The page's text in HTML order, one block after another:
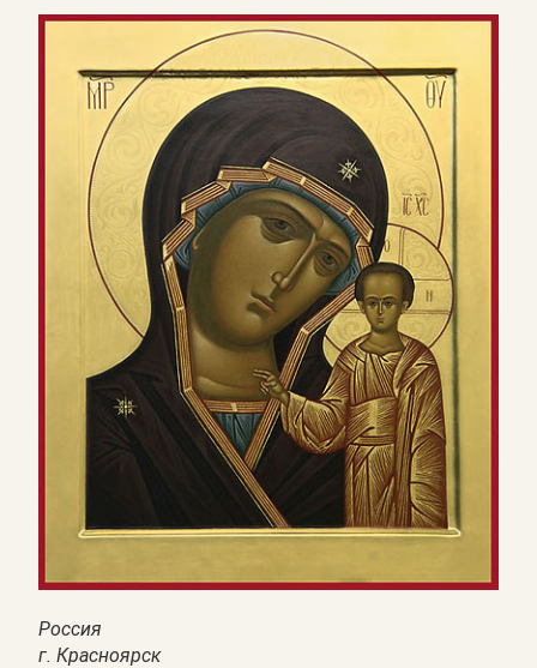
Россия
г. Красноярск